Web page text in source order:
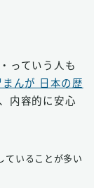
っていう人も
まんが 日本の歴
内容的に安心
ていることが多い